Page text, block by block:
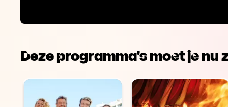
Deze programma's moet je nu